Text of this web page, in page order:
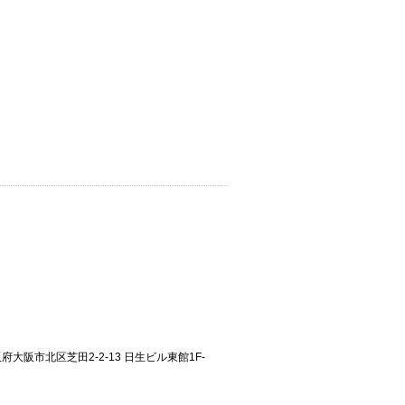
大阪市北区芝田2-2-13 日生ビル東館1F-